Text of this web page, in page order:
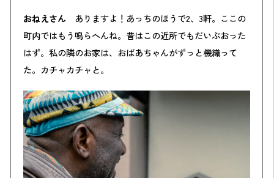
おねえさん ありますよ！あっちのほうで2、3軒。ここの
町内ではもう鳴らへんね。昔はこの近所でもだいぶおった
はず。私の隣のお家は、おばあちゃんがずっと機織って
た。カチャカチャと。